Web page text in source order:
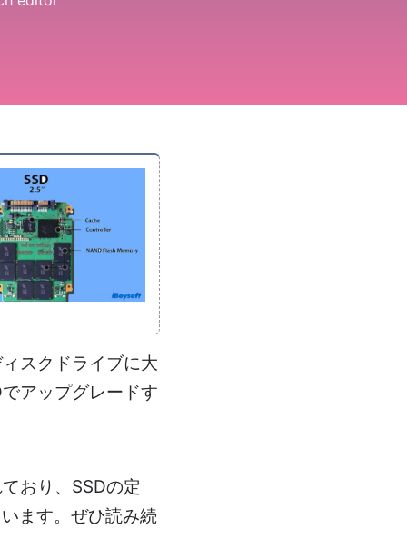
スクドライブに大
アップグレードす
おり、SSDの定
ます。ぜひ読み続